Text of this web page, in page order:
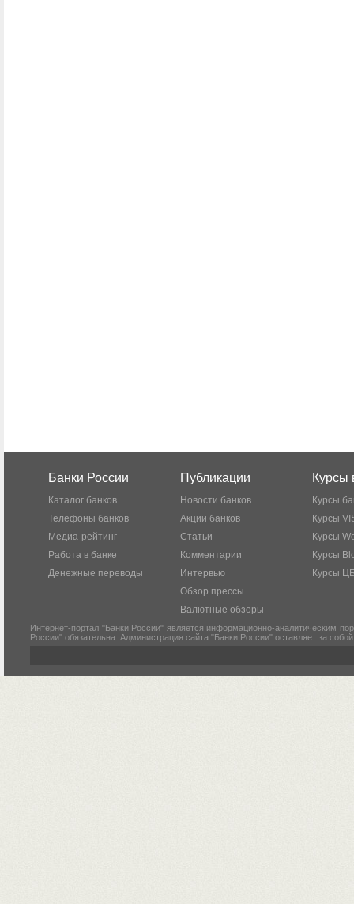
Банки России
Каталог банков
Телефоны банков
Медиа-рейтинг
Работа в банке
Денежные переводы
Публикации
Новости банков
Акции банков
Статьи
Комментарии
Интервью
Обзор прессы
Валютные обзоры
Курсы
Курсы
Курсы
Курсы
Курсы
Курсы
Интернет-портал "Банки России" является информационно-аналитическим
России" обязательна. Администрация сайта "Банки России" оставляет за